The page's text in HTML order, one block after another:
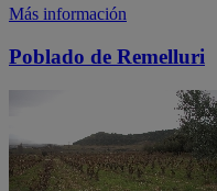
Más información
Poblado de Remelluri